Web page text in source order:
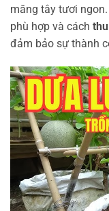
măng tây tươi
phù hợp và cách
đảm bảo sự thành